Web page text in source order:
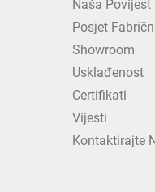
Naša Povijest
Posjet
Showroom
Usklađenost
Certifikati
Vijesti
Kontaktirajte